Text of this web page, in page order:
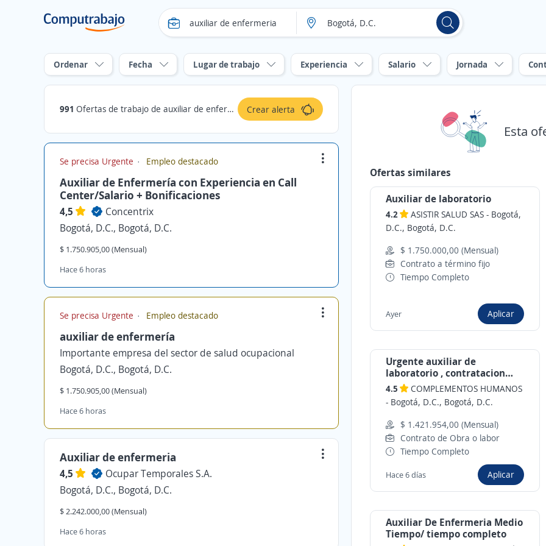
Ordenar Fecha Lugar de trabajo Experiencia Salario Jornada
991 Ofertas de trabajo de auxiliar de enfermeria en Bogotá, D.C. Crear alerta
Se precisa Urgente Empleo destacado
Auxiliar de Enfermería con Experiencia en Call
Center/Salario + Bonificaciones
4,5
Concentrix
Bogotá, D.C., Bogotá, D.C.
$ 1.750.905,00 (Mensual)
Hace 6 horas
Se precisa Urgente Empleo destacado
auxiliar de enfermería
Importante empresa del sector de salud ocupacional
Bogotá, D.C., Bogotá, D.C.
$ 1.750.905,00 (Mensual)
Hace 6 horas
Auxiliar de enfermeria
4,5
Ocupar Temporales S.A.
Bogotá, D.C., Bogotá, D.C.
$ 2.242.000,00 (Mensual)
Hace 6 horas
Esta
Ofertas similares
Auxiliar de laboratorio
4.2 ASISTIR SALUD SAS - Bogotá,
D.C., Bogotá, D.C.
$ 1.750.000,00 (Mensual)
Contrato a término fijo
Tiempo Completo
Ayer Aplicar
Urgente auxiliar de
laboratorio , contratacion
inmediata
4.5
COMPLEMENTOS HUMANOS
- Bogotá, D.C., Bogotá, D.C.
$ 1.421.954,00 (Mensual)
Contrato de Obra o labor
Tiempo Completo
Hace 6 días Aplicar
Auxiliar De Enfermeria Medio
Tiempo/ tiempo completo